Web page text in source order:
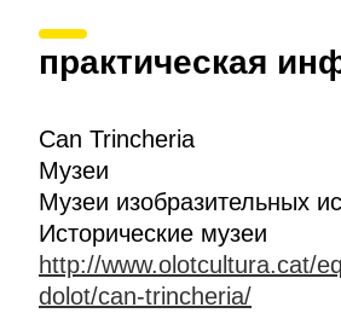
практическая
Can Trincheria
Музеи
Музеи изобразительных
Исторические музеи
http://www.olotcultura.cat/
dolot/can-trincheria/